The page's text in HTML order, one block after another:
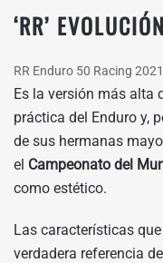
‘RR’
RR Enduro 50 Racing 2021
Es la versión más alta
práctica del Enduro y,
de sus hermanas
el Campeonato del
como estético.
Las características
verdadera referencia